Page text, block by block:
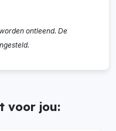
ontleend. De
voor jou: